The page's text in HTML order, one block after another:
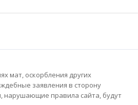
мат, оскорбления других
заявления в сторону
нарушающие правила сайта, будут